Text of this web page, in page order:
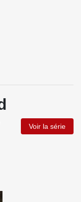
Voir la série